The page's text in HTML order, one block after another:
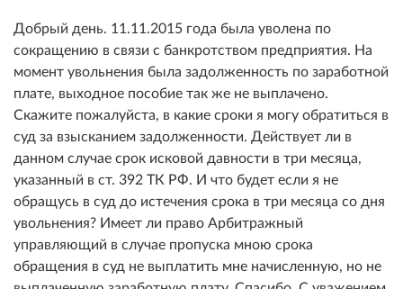
Добрый день. 11.11.2015 года была уволена по
сокращению в связи с банкротством предприятия. На
момент увольнения была задолженность по заработной
плате, выходное пособие так же не выплачено.
Скажите пожалуйста, в какие сроки я могу обратиться в
суд за взысканием задолженности. Действует ли в
данном случае срок исковой давности в три месяца,
указанный в ст. 392 ТК РФ. И что будет если я не
обращусь в суд до истечения срока в три месяца со дня
увольнения? Имеет ли право Арбитражный
управляющий в случае пропуска мною срока
обращения в суд не выплатить мне начисленную, но не